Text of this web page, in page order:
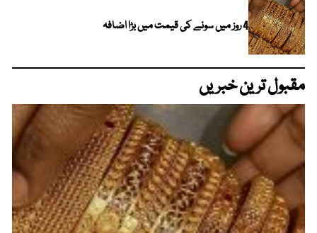
4 روز میں سونے کی قیمت میں بڑا اضافہ
مقبول ترین خبریں